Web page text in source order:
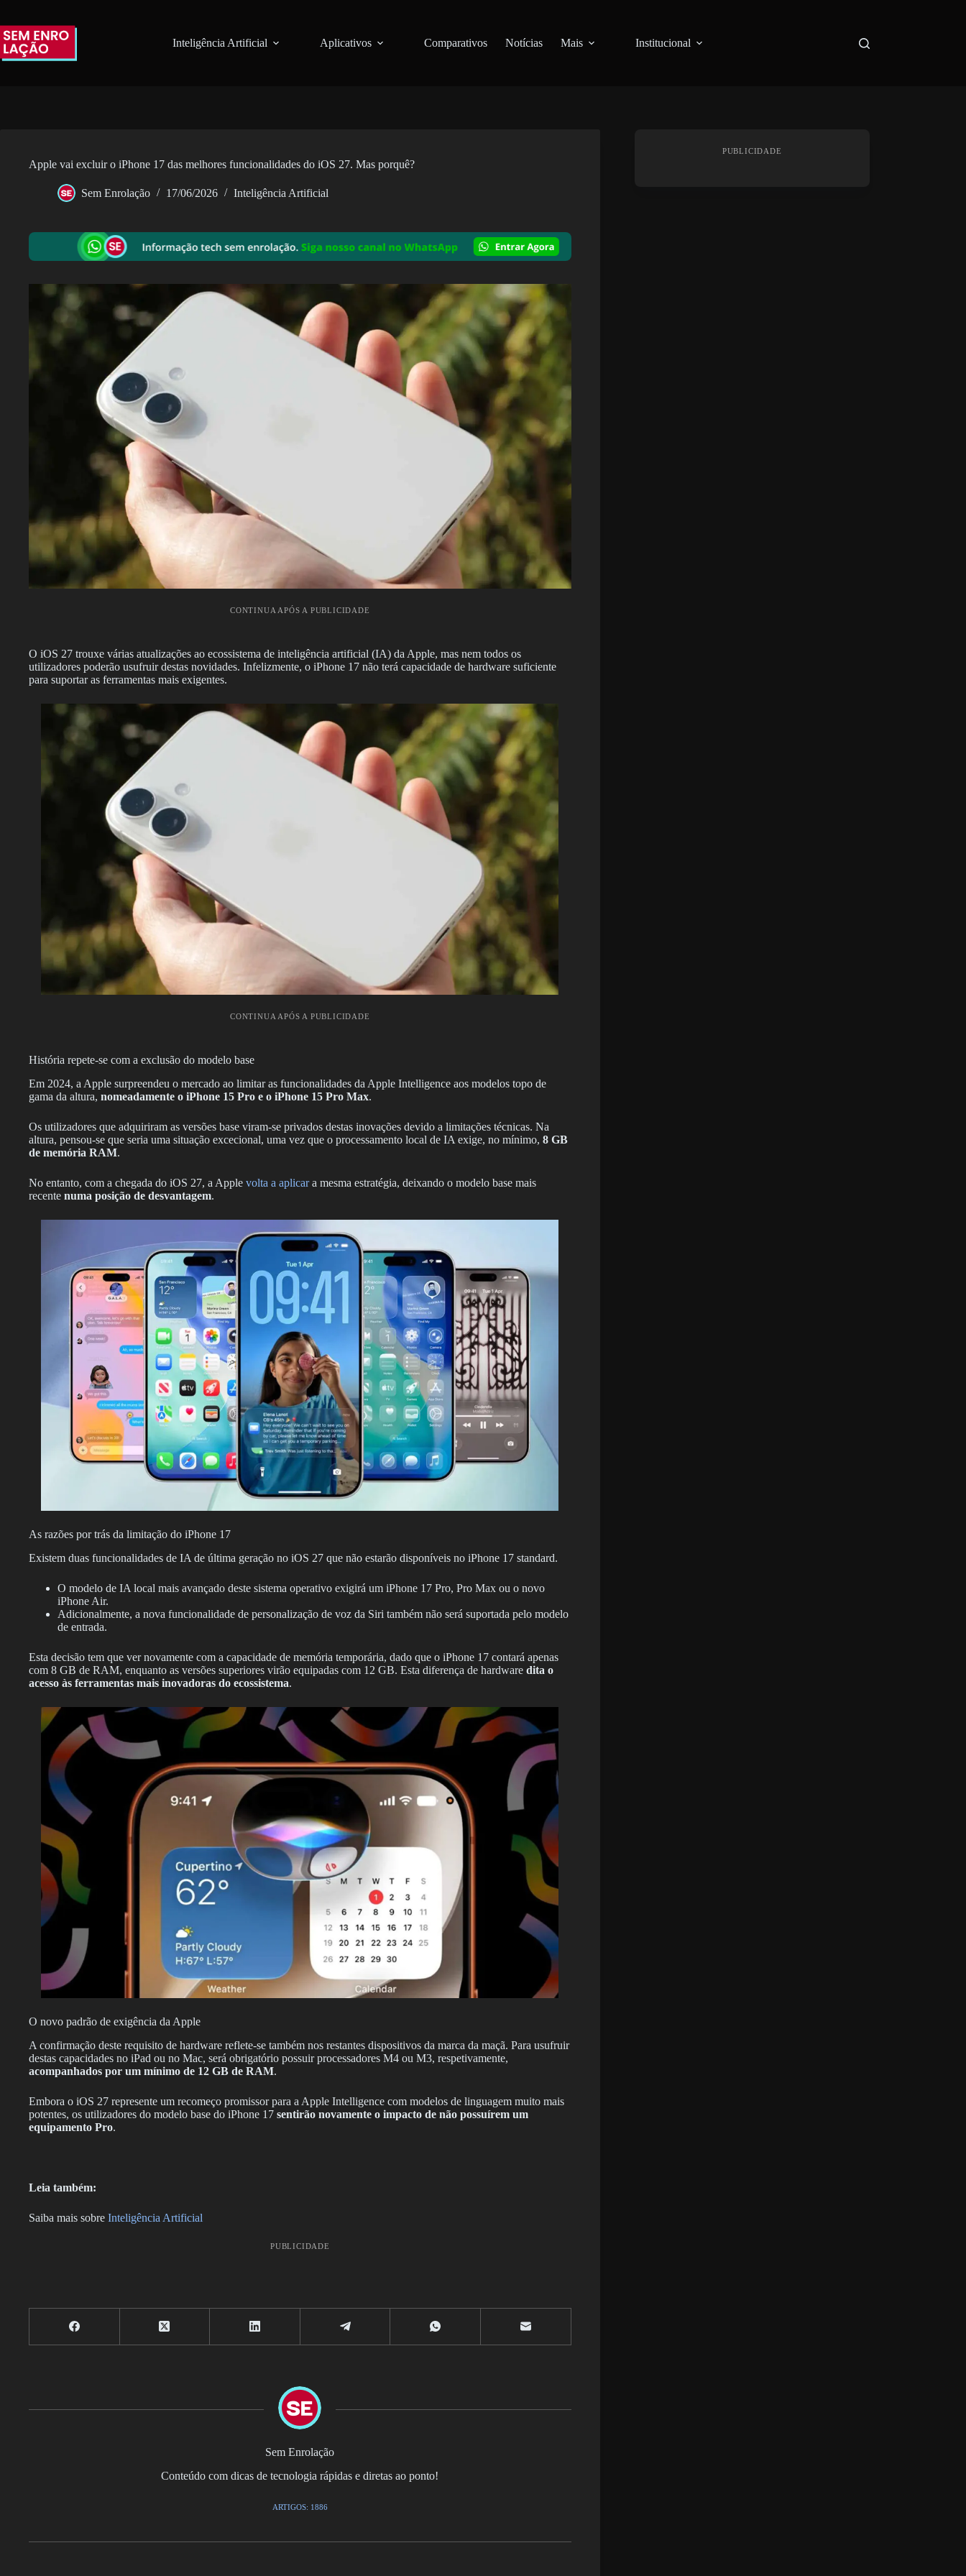
o
conteúdo
Inteligência Artificial Aplicativos Comparativos Notícias Mais Institucional
Apple vai excluir o iPhone 17 das melhores funcionalidades do iOS 27. Mas porquê?
Sem Enrolação 17/06/2026 Inteligência Artificial
CONTINUA APÓS A PUBLICIDADE
O iOS 27 trouxe várias atualizações ao ecossistema de inteligência artificial (IA) da Apple, mas nem todos os
utilizadores poderão usufruir destas novidades. Infelizmente, o iPhone 17 não terá capacidade de hardware suficiente
para suportar as ferramentas mais exigentes.
CONTINUA APÓS A PUBLICIDADE
História repete-se com a exclusão do modelo base
Em 2024, a Apple surpreendeu o mercado ao limitar as funcionalidades da Apple Intelligence aos modelos topo de
gama da altura, nomeadamente o iPhone 15 Pro e o iPhone 15 Pro Max.
Os utilizadores que adquiriram as versões base viram-se privados destas inovações devido a limitações técnicas. Na
altura, pensou-se que seria uma situação excecional, uma vez que o processamento local de IA exige, no mínimo, 8 GB
de memória RAM.
No entanto, com a chegada do iOS 27, a Apple volta a aplicara mesma estratégia, deixando o modelo base mais
recente numa posição de desvantagem.
As razões por trás da limitação do iPhone 17
Existem duas funcionalidades de IA de última geração no iOS 27 que não estarão disponíveis no iPhone 17 standard.
O modelo de IA local mais avançado deste sistema operativo exigirá um iPhone 17 Pro, Pro Max ou o novo
iPhone Air.
Adicionalmente, a nova funcionalidade de personalização de voz da Siri também não será suportada pelo modelo
de entrada.
Esta decisão tem que ver novamente com a capacidade de memória temporária, dado que o iPhone 17 contará apenas
com 8 GB de RAM, enquanto as versões superiores virão equipadas com 12 GB. Esta diferença de hardware dita o
acesso às ferramentas mais inovadoras do ecossistema.
O novo padrão de exigência da Apple
A confirmação deste requisito de hardware reflete-se também nos restantes dispositivos da marca da maçã. Para usufruir
destas capacidades no iPad ou no Mac, será obrigatório possuir processadores M4 ou M3, respetivamente,
acompanhados por um mínimo de 12 GB de RAM.
Embora o iOS 27 represente um recomeço promissor para a Apple Intelligence com modelos de linguagem muito mais
potentes, os utilizadores do modelo base do iPhone 17 sentirão novamente o impacto de não possuírem um
equipamento Pro.
Leia também:
Saiba mais sobre Inteligência Artificial
PUBLICIDADE
Sem Enrolação
Conteúdo com dicas de tecnologia rápidas e diretas ao ponto!
ARTIGOS: 1886
PUBLICIDADE